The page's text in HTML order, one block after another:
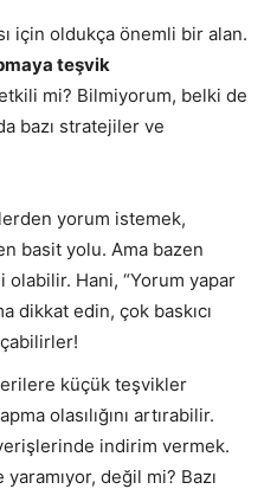
için oldukça önemli bir alan.
teşvik
mi? Bilmiyorum, belki de
bazı stratejiler ve
yorum istemek,
basit yolu. Ama bazen
Hani, “Yorum yapar
dikkat edin, çok baskıcı
küçük teşvikler
olasılığını artırabilir.
indirim vermek.
değil mi? Bazı